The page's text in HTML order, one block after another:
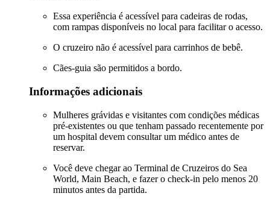
Essa experiência é acessível para cadeiras de rodas,
com rampas disponíveis no local para facilitar o acesso.
O cruzeiro não é acessível para carrinhos de bebê.
Cães-guia são permitidos a bordo.
Informações adicionais
Mulheres grávidas e visitantes com condições médicas
pré-existentes ou que tenham passado recentemente por
um hospital devem consultar um médico antes de
reservar.
Você deve chegar ao Terminal de Cruzeiros do Sea
World, Main Beach, e fazer o check-in pelo menos 20
minutos antes da partida.